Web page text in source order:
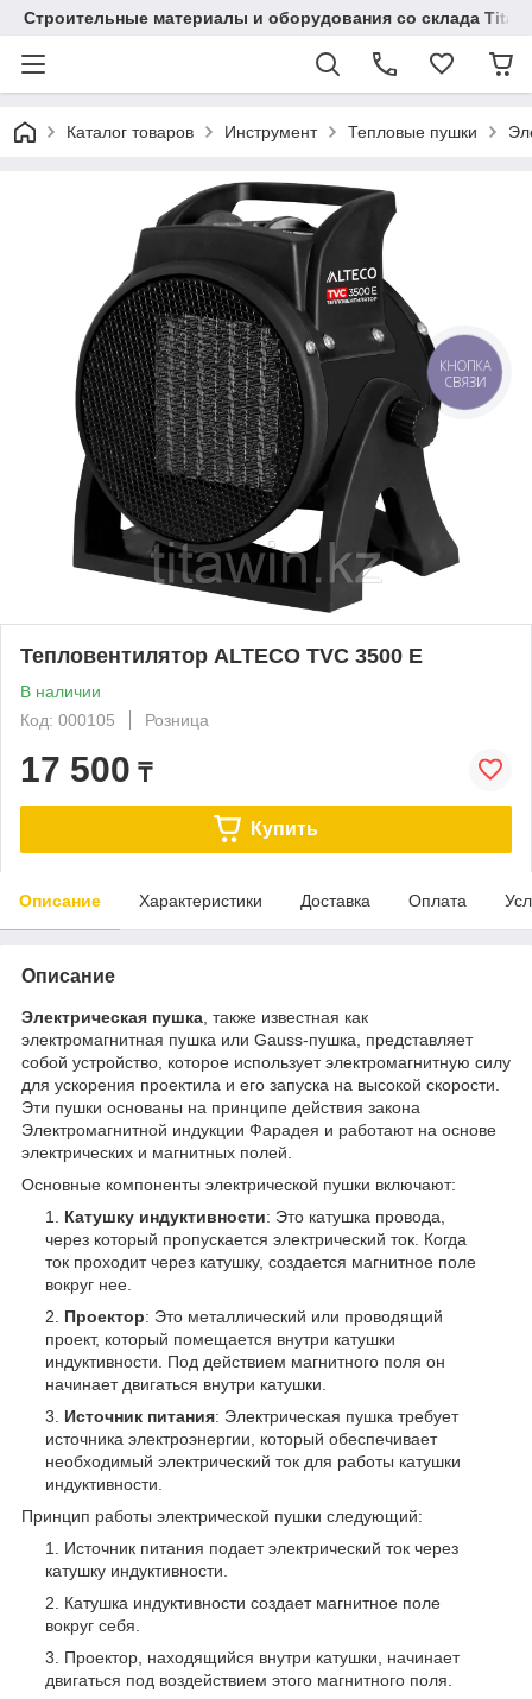
Строительные материалы и оборудования со склада
Каталог товаров Инструмент Тепловые пушки
Тепловентилятор ALTECO TVC 3500 E
В наличии
Код: 000105
Розница
17 500 ₸
Купить
Описание Характеристики Доставка Оплата
Описание
Электрическая пушка , также известная как
электромагнитная пушка или Gauss-пушка, представляет
собой устройство, которое использует электромагнитную силу
для ускорения проектила и его запуска на высокой скорости.
Эти пушки основаны на принципе действия закона
Электромагнитной индукции Фарадея и работают на основе
электрических и магнитных полей.
Основные компоненты электрической пушки включают:
Катушку индуктивности: Это катушка провода,
через который пропускается электрический ток. Когда
ток проходит через катушку, создается магнитное поле
вокруг нее.
Проектор: Это металлический или проводящий
проект, который помещается внутри катушки
индуктивности. Под действием магнитного поля он
начинает двигаться внутри катушки.
Источник питания: Электрическая пушка требует
источника электроэнергии, который обеспечивает
необходимый электрический ток для работы катушки
индуктивности.
Принцип работы электрической пушки следующий:
Источник питания подает электрический ток через
катушку индуктивности.
Катушка индуктивности создает магнитное поле
вокруг себя.
Проектор, находящийся внутри катушки, начинает
двигаться под воздействием этого магнитного поля.
КНОПКА
СВЯЗИ